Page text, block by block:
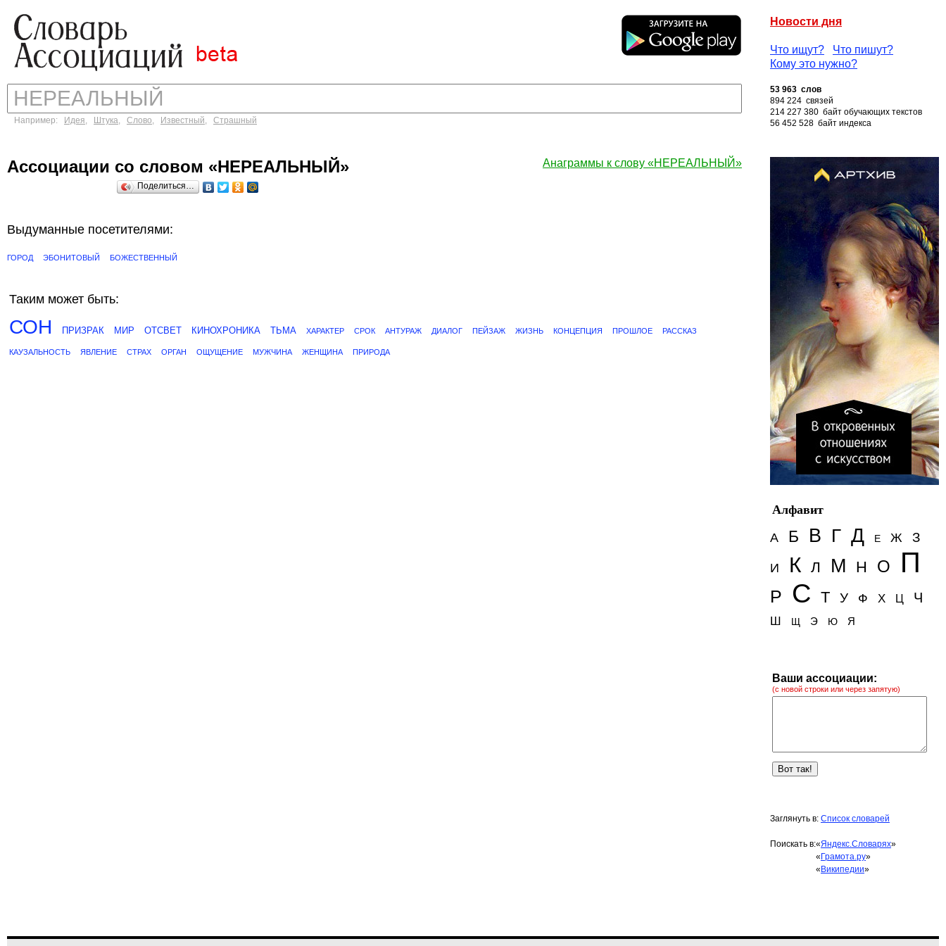
Новости дня
Что ищут?
Что пишут?
Кому это нужно?
Например: Идея, Штука, Слово, Известный, Страшный
53 963 слов
894 224 связей
214 227 380 байт обучающих текстов
56 452 528 байт индекса
Анаграммы к слову «НЕРЕАЛЬНЫЙ»
Ассоциации со словом «НЕРЕАЛЬНЫЙ»
Поделиться…
Выдуманные посетителями:
ГОРОД ЭБОНИТОВЫЙ БОЖЕСТВЕННЫЙ
Таким может быть:
СОН ПРИЗРАК МИР ОТСВЕТ КИНОХРОНИКА ТЬМА ХАРАКТЕР СРОК АНТУРАЖ ДИАЛОГ ПЕЙЗАЖ ЖИЗНЬ КОНЦЕПЦИЯ ПРОШЛОЕ РАССКАЗ
КАУЗАЛЬНОСТЬ ЯВЛЕНИЕ СТРАХ ОРГАН ОЩУЩЕНИЕ МУЖЧИНА ЖЕНЩИНА ПРИРОДА
Алфавит
А
Б В Г Д Е Ж З
И К Л М Н О П
Р С Т У Ф Х Ц Ч
Ш Щ Э Ю Я
Ваши ассоциации:
(с новой строки или через запятую)
Заглянуть в: Список словарей
Поискать в:«Яндекс.Словарях»
« Грамота.ру»
« Википедии»